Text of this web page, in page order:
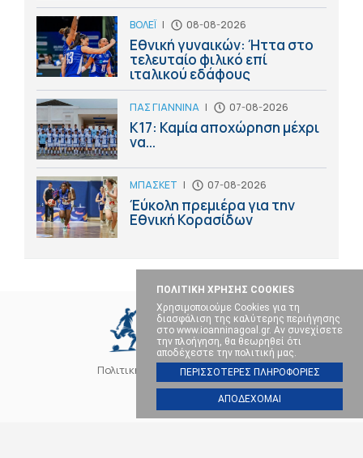
ΠΟΛΙΤΙΚΗ ΧΡΗΣΗΣ COOKIES
Χρησιμοποιούμε Cookies για τη
διασφάλιση της καλύτερης περιήγησης
στο www.ioanninagoal.gr. Αν συνεχίσετε
την πλοήγηση, θα θεωρηθεί ότι
αποδέχεστε την πολιτική μας.
ΠΕΡΙΣΣΟΤΕΡΕΣ ΠΛΗΡΟΦΟΡΙΕΣ
ΑΠΟΔΕΧΟΜΑΙ
ΒΟΛΕΪ | 08-08-2026
Εθνική γυναικών: Ήττα στο
τελευταίο φιλικό επί
ιταλικού εδάφους
ΠΑΣ ΓΙΑΝΝΙΝΑ | 07-08-2026
Κ17: Καμία αποχώρηση μέχρι
να...
ΜΠΑΣΚΕΤ | 07-08-2026
Έύκολη πρεμιέρα για την
Εθνική Κορασίδων
Πολιτική Cookies Επικοινωνία
SOCIAL MEDIA